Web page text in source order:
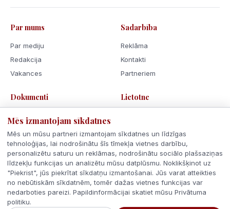
Par mums
Par mediju
Redakcija
Vakances
Sadarbība
Reklāma
Kontakti
Partneriem
Dokumenti
Sīkdatnes
Rīcības kodekss
Lietotne
Mēs izmantojam sīkdatnes
Mēs un mūsu partneri izmantojam sīkdatnes un līdzīgas
tehnoloģijas, lai nodrošinātu šīs tīmekļa vietnes darbību,
personalizētu saturu un reklāmas, nodrošinātu sociālo plašsaziņas
līdzekļu funkcijas un analizētu mūsu datplūsmu. Noklikšķinot uz
"Piekrist", jūs piekrītat sīkdatņu izmantošanai. Jūs varat atteikties
no nebūtiskām sīkdatnēm, tomēr dažas vietnes funkcijas var
nedarboties pareizi. Papildinformācijai skatiet mūsu Privātuma
politiku.